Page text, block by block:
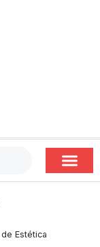
Estética